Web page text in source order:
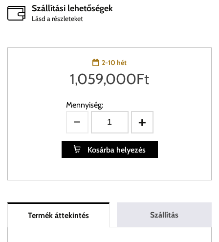
Szállítási lehetőségek
Lásd a részleteket
2-10 hét
1,059,000Ft
Mennyiség:
Kosárba helyezés
Termék áttekintés Szállítás